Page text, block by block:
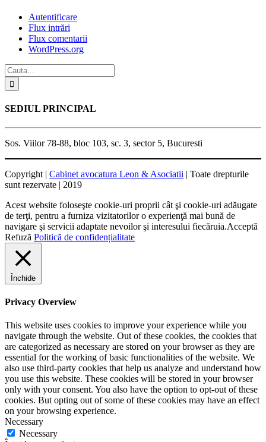
Autentificare
Flux intrări
Flux comentarii
WordPress.org
SEDIUL PRINCIPAL
Sos. Viilor 78-88, bloc 103, sc. 3, sector 5, Bucuresti
Copyright | Cabinet avocatura Leon & Asociatii | Toate drepturile
sunt rezervate | 2019
Acest website foloseşte cookie-uri proprii cât şi cookie-uri adăugate
de terţi, pentru a furniza vizitatorilor o experienţă mai bună de
navigare şi servicii adaptate nevoilor şi interesului fiecăruia.Acceptă
Refuză Politică de confidențialitate
Închide
Privacy Overview
This website uses cookies to improve your experience while you
navigate through the website. Out of these cookies, the cookies that
are categorized as necessary are stored on your browser as they are
essential for the working of basic functionalities of the website. We
also use third-party cookies that help us analyze and understand how
you use this website. These cookies will be stored in your browser
only with your consent. You also have the option to opt-out of these
cookies. But opting out of some of these cookies may have an effect
on your browsing experience.
Necessary
Necessary